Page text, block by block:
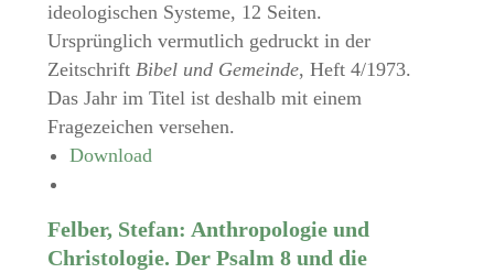
ideologischen Systeme, 12 Seiten.
Ursprünglich vermutlich gedruckt in der
Zeitschrift Bibel und Gemeinde, Heft 4/1973.
Das Jahr im Titel ist deshalb mit einem
Fragezeichen versehen.
Download
Felber, Stefan: Anthropologie und
Christologie. Der Psalm 8 und die